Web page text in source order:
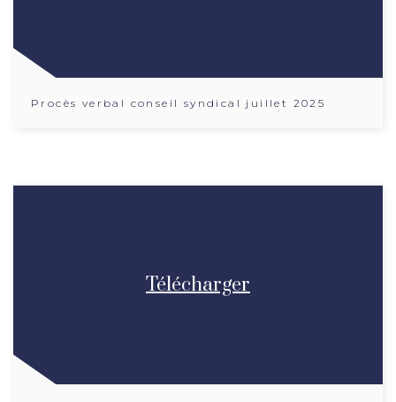
Procès verbal conseil syndical juillet 2025
Télécharger